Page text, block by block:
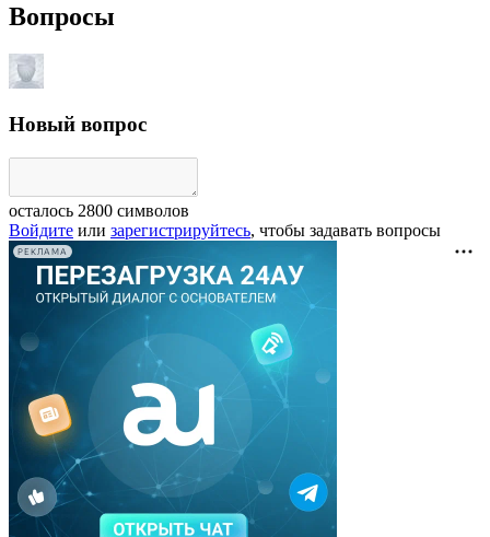
Вопросы
Новый вопрос
осталось 2800 символов
Войдите или зарегистрируйтесь, чтобы задавать вопросы
РЕКЛАМА